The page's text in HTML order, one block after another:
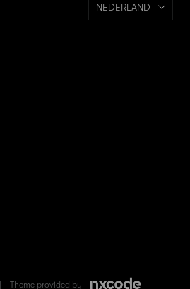
NEDERLAND
Theme provided by